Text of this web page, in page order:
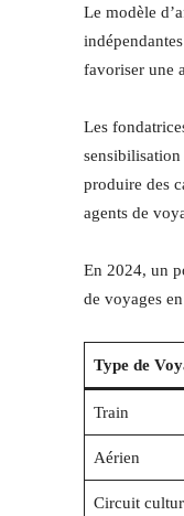
Le modèle
favoriser une
Les
sensibilisation
produire des
agents de
En 2024, un
de voyages
Type de
Train
Aérien
Circuit